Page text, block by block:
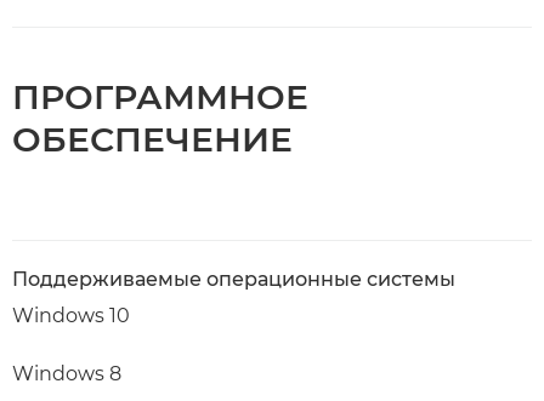
ПРОГРАММНОЕ
ОБЕСПЕЧЕНИЕ
Поддерживаемые операционные системы
Windows 10
Windows 8